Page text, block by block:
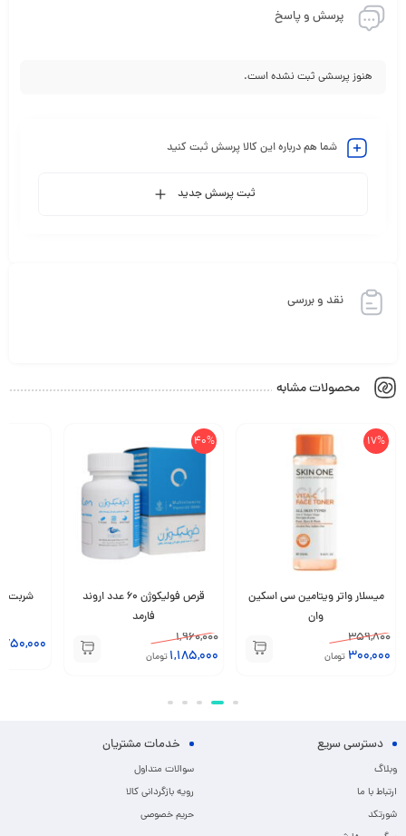
پرسش و پاسخ
هنوز پرسشی ثبت نشده است.
شما هم درباره این کالا پرسش ثبت کنید
ثبت پرسش جدید
نقد و بررسی
محصولات مشابه
17%
میسلار واتر ویتامین سی اسکین
وان
359,800
300,000 تومان
40%
قرص فولیکوژن 60 عدد اروند
فارمد
1,960,000
1,185,000 تومان
دسترسی سریع
وبلاگ
ارتباط با ما
شورتکد
خدمات مشتریان
سوالات متداول
رویه بازگردانی کالا
حریم خصوصی